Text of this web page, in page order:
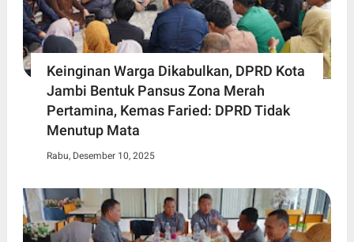
Keinginan Warga Dikabulkan, DPRD Kota
Jambi Bentuk Pansus Zona Merah
Pertamina, Kemas Faried: DPRD Tidak
Menutup Mata
Rabu, Desember 10, 2025